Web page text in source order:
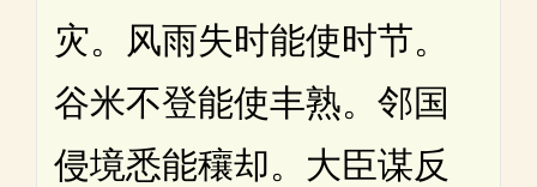
灾。风雨失时能使时节。
谷米不登能使丰熟。邻国
侵境悉能穰却。大臣谋反